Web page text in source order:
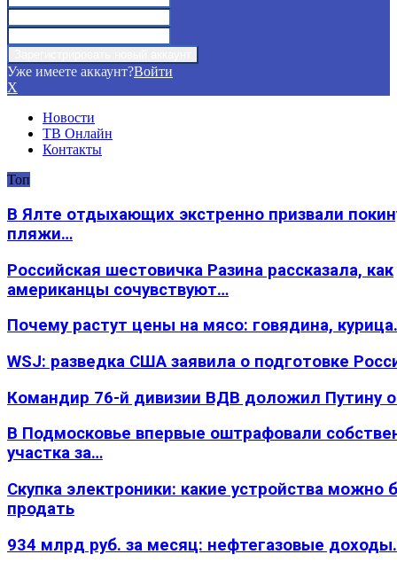
Уже имеете аккаунт?Войти
X
Новости
ТВ Онлайн
Контакты
Топ
В Ялте отдыхающих экстренно призвали
пляжи…
Российская шестовичка Разина рассказала, как
американцы сочувствуют…
Почему растут цены на мясо: говядина,
WSJ: разведка США заявила о подготовке
Командир 76-й дивизии ВДВ доложил Путину
В Подмосковье впервые оштрафовали
участка за…
Скупка электроники: какие устройства можно
продать
934 млрд руб. за месяц: нефтегазовые